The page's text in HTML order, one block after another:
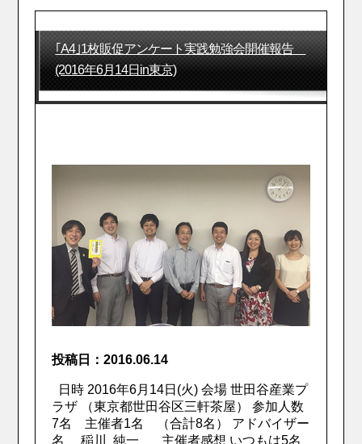
｢A4｣1枚販促アンケート実践勉強会開催報告
(2016年6月14日in東京)
投稿日：2016.06.14
日時 2016年6月14日(火) 会場 世田谷産業プ
ラザ （東京都世田谷区三軒茶屋） 参加人数
7名 主催者1名 （合計8名） アドバイザー
名 稲川 純一 主催者感想 いつもは5名